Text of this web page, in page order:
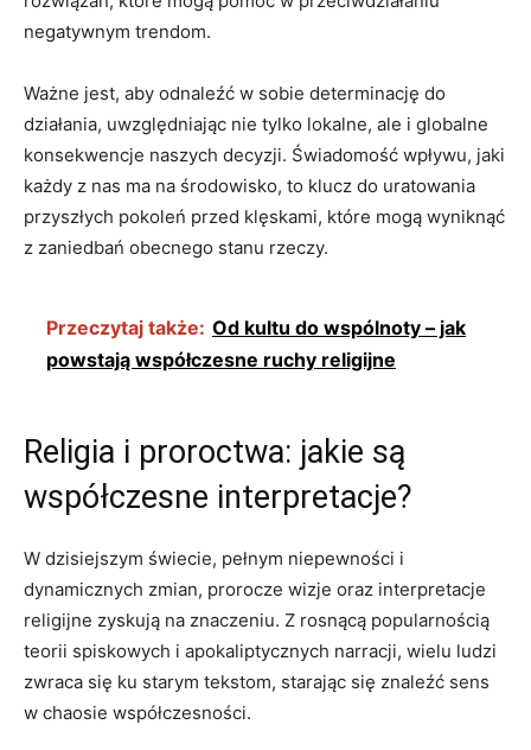
negatywnym trendom.
Ważne jest, aby odnaleźć w sobie determinację do
działania, uwzględniając nie tylko lokalne, ale i globalne
konsekwencje naszych decyzji. Świadomość wpływu, jaki
każdy z nas ma na środowisko, to klucz do uratowania
przyszłych pokoleń przed klęskami, które mogą wyniknąć
z zaniedbań obecnego stanu rzeczy.
Przeczytaj także: Od kultu do wspólnoty – jak
powstają współczesne ruchy religijne
Religia i proroctwa: jakie są
współczesne interpretacje?
W dzisiejszym świecie, pełnym niepewności i
dynamicznych zmian, prorocze wizje oraz interpretacje
religijne zyskują na znaczeniu. Z rosnącą popularnością
teorii spiskowych i apokaliptycznych narracji, wielu ludzi
zwraca się ku starym tekstom, starając się znaleźć sens
w chaosie współczesności.